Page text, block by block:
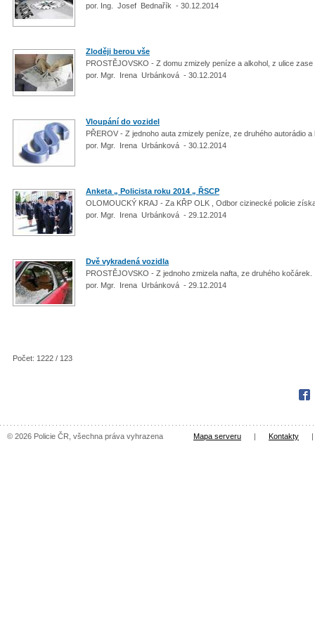
por. Ing. Josef Bednařík - 30.12.2014
Zloději berou vše
PROSTĚJOVSKO - Z domu zmizely peníze a alkohol, z ulice
por. Mgr. Irena Urbánková - 30.12.2014
Vloupání do vozidel
PŘEROV - Z jednoho auta zmizely peníze, ze druhého
por. Mgr. Irena Urbánková - 30.12.2014
Anketa „ Policista roku 2014 „ ŘSCP
OLOMOUCKÝ KRAJ - Za KŘP OLK , Odbor cizinecké policie
por. Mgr. Irena Urbánková - 29.12.2014
Dvě vykradená vozidla
PROSTĚJOVSKO - Z jednoho zmizela nafta, ze druhého
por. Mgr. Irena Urbánková - 29.12.2014
Počet: 1222 / 123
© 2026 Policie ČR, všechna práva vyhrazena Mapa serveru | Kontakty |